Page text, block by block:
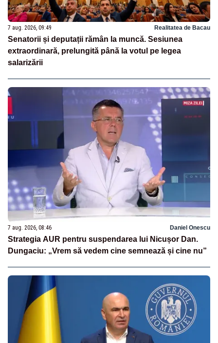
7 aug. 2026, 09:49 Realitatea de Bacau
Senatorii și deputații rămân la muncă. Sesiunea
extraordinară, prelungită până la votul pe legea
salarizării
7 aug. 2026, 08:46 Daniel Onescu
Strategia AUR pentru suspendarea lui Nicușor Dan.
Dungaciu: „Vrem să vedem cine semnează și cine nu”